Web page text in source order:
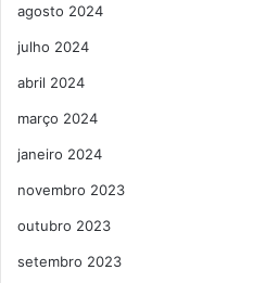
agosto 2024
julho 2024
abril 2024
março 2024
janeiro 2024
novembro 2023
outubro 2023
setembro 2023